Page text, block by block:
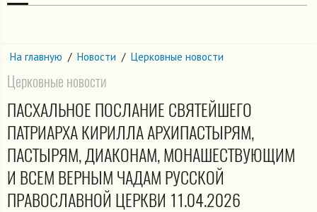
На главную / Новости / Церковные новости
Церковные новости
ПАСХАЛЬНОЕ ПОСЛАНИЕ СВЯТЕЙШЕГО
ПАТРИАРХА КИРИЛЛА АРХИПАСТЫРЯМ,
ПАСТЫРЯМ, ДИАКОНАМ, МОНАШЕСТВУЮЩИМ
И ВСЕМ ВЕРНЫМ ЧАДАМ РУССКОЙ
ПРАВОСЛАВНОЙ ЦЕРКВИ 11.04.2026